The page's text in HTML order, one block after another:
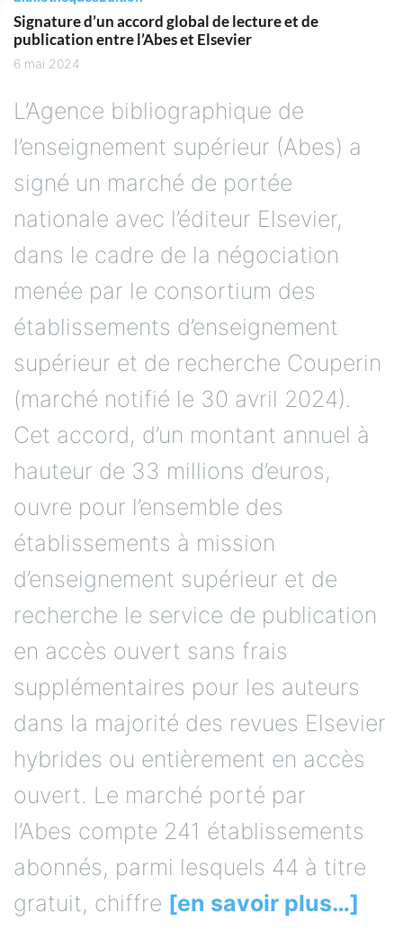
publication entre l’Abes et Elsevier
6 mai 2024
l’enseignement supérieur (Abes) a
signé un marché de portée
nationale avec l’éditeur Elsevier,
dans le cadre de la négociation
menée par le consortium des
établissements d’enseignement
supérieur et de recherche Couperin
(marché notifié le 30 avril 2024).
Cet accord, d’un montant annuel à
hauteur de 33 millions d’euros,
ouvre pour l’ensemble des
établissements à mission
d’enseignement supérieur et de
recherche le service de publication
en accès ouvert sans frais
supplémentaires pour les auteurs
dans la majorité des revues Elsevier
hybrides ou entièrement en accès
ouvert. Le marché porté par
l’Abes compte 241 établissements
abonnés, parmi lesquels 44 à titre
gratuit, chiffre[en savoir plus…]